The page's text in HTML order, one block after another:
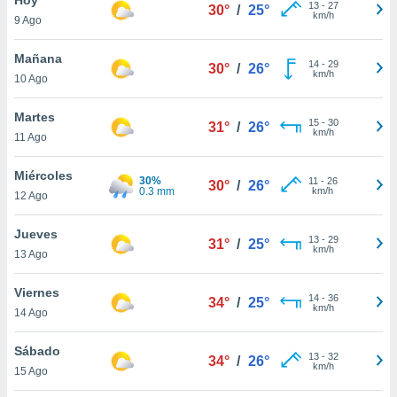
y
en
más
de
9 Ago
30° / 25° 13- 27
km/h
Mañana
10 Ago
30° / 26° 14- 29
km/h
Martes
11 Ago
31° / 26° 15- 30
km/h
Miércoles
12 Ago
30%
0.3 mm
30° / 26° 11 - 26
km/h
Jueves
13 Ago
31° / 25° 13- 29
km/h
Viernes
14 Ago
34° / 25° 14- 36
km/h
Sábado
15 Ago
34° / 26° 13- 32
km/h